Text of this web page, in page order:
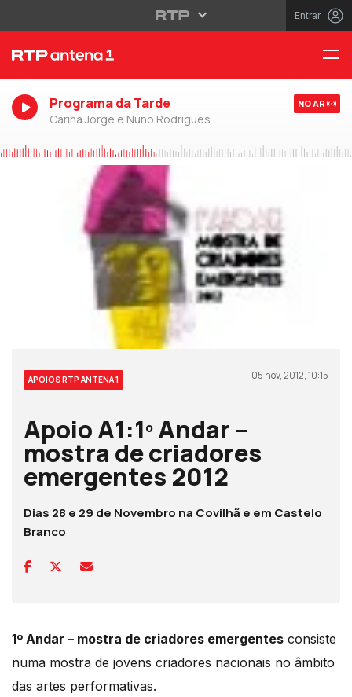
Entrar
Programa da Tarde
Carina Jorge e Nuno Rodrigues
NO AR
APOIOS RTP ANTENA 1 05 nov, 2012, 10:15
Apoio A1:1º Andar –
mostra de criadores
emergentes 2012
Dias 28 e 29 de Novembro na Covilhã e em Castelo
Branco
1º Andar – mostra de criadores emergentes consiste
numa mostra de jovens criadores nacionais no âmbito
das artes performativas.